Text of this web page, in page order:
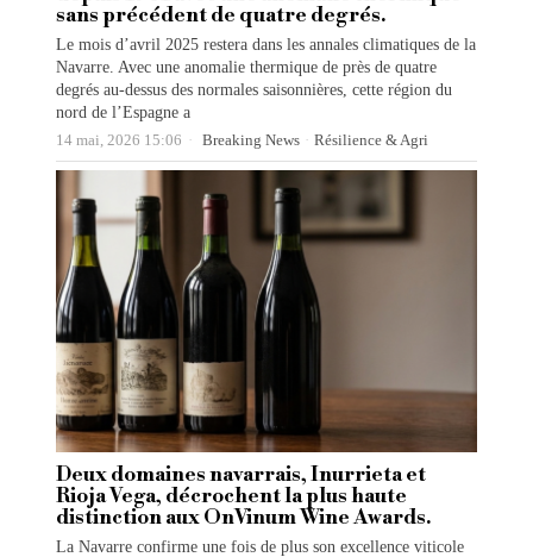
sans précédent de quatre degrés.
Le mois d’avril 2025 restera dans les annales climatiques de la
Navarre. Avec une anomalie thermique de près de quatre
degrés au-dessus des normales saisonnières, cette région du
nord de l’Espagne a
14 mai, 2026 15:06 Breaking News · Résilience & Agri
Deux domaines navarrais, Inurrieta et
Rioja Vega, décrochent la plus haute
distinction aux OnVinum Wine Awards.
La Navarre confirme une fois de plus son excellence viticole